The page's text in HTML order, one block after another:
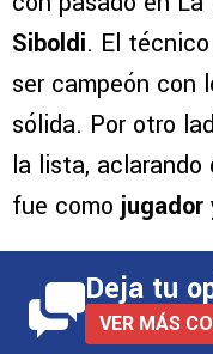
Siboldi. El
ser campeón con
sólida. Por otro
la lista, aclarando
fue como jugador
Deja tu
VER MÁS